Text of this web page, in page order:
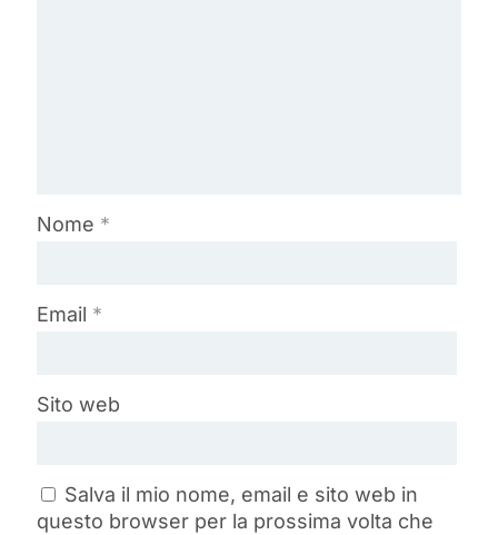
Nome *
Email *
Sito web
Salva il mio nome, email e sito web in
questo browser per la prossima volta che